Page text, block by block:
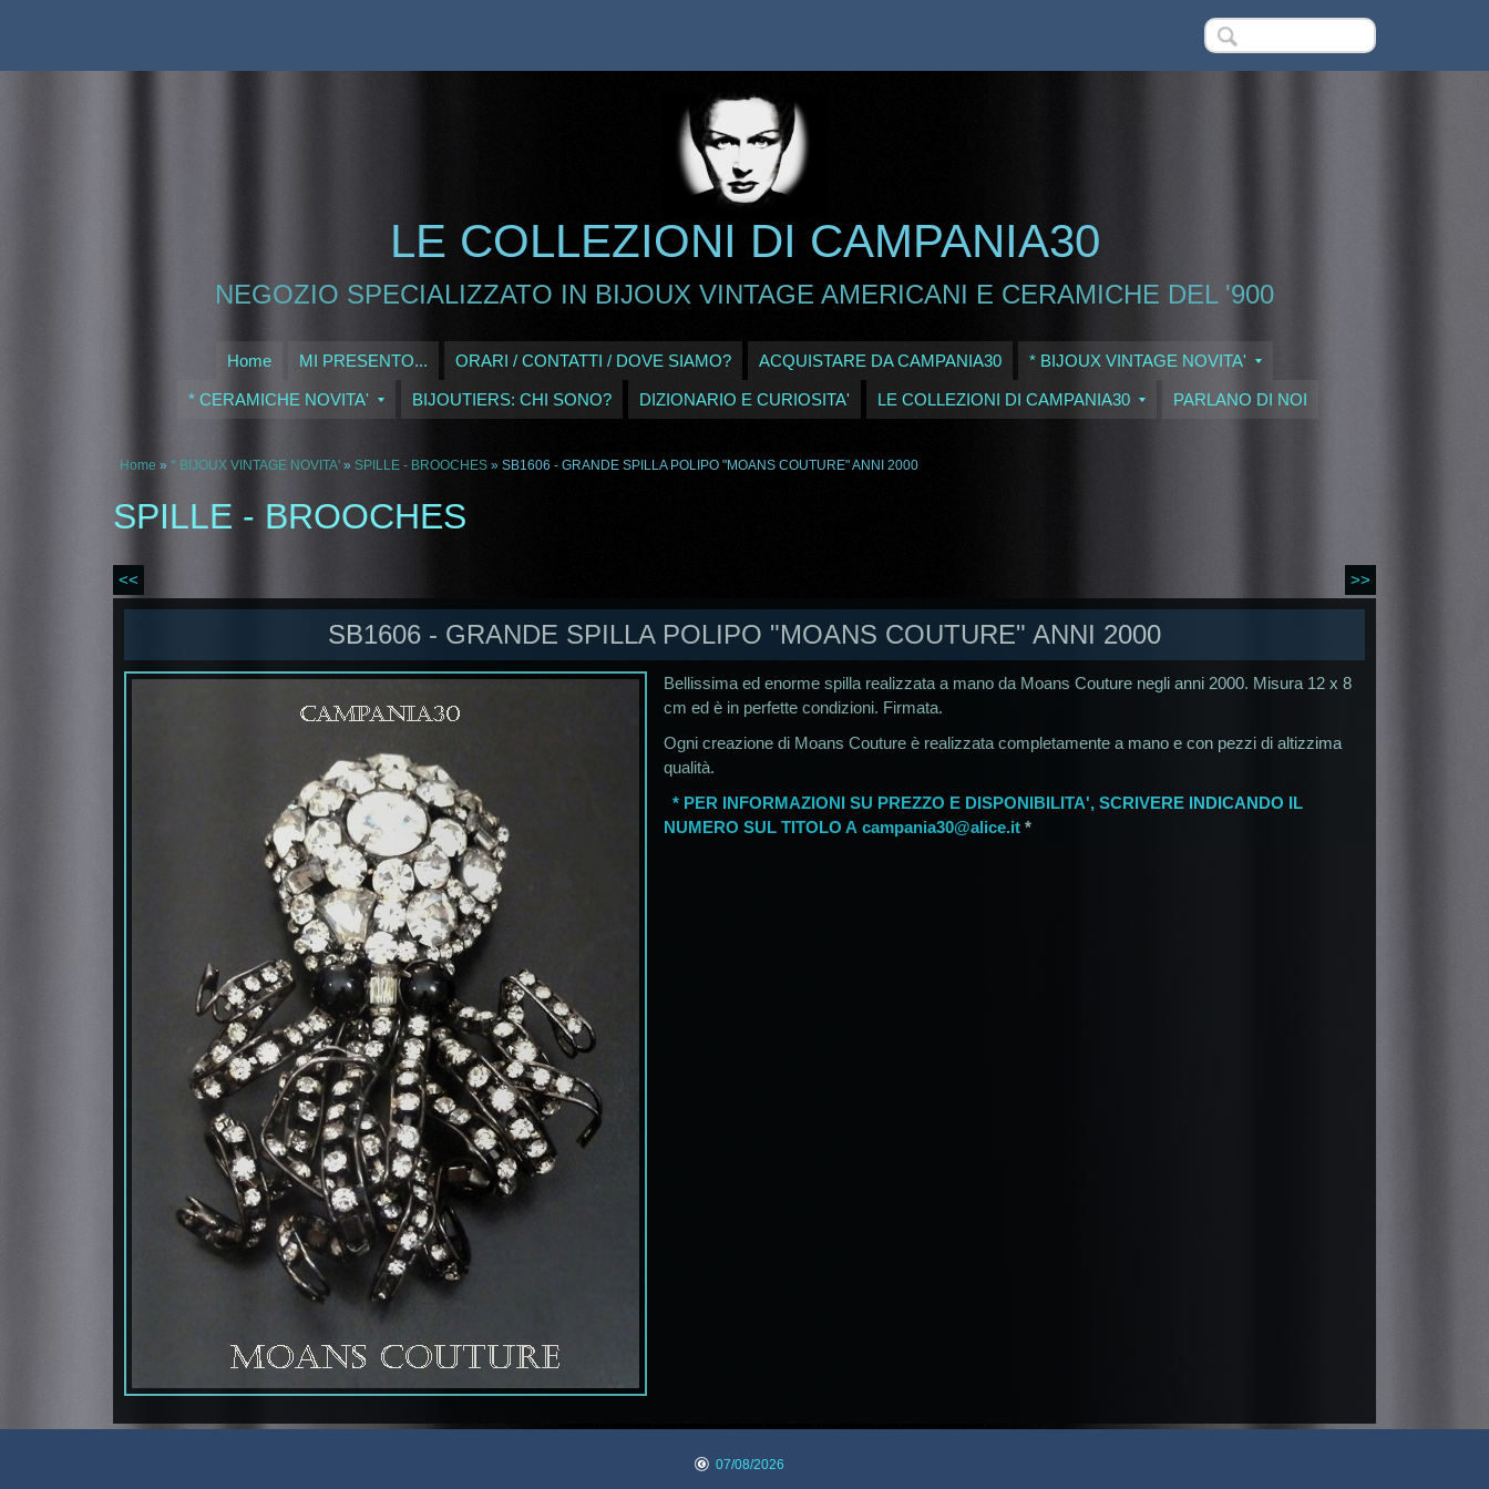
LE COLLEZIONI DI CAMPANIA30
NEGOZIO SPECIALIZZATO IN BIJOUX VINTAGE AMERICANI E CERAMICHE DEL '900
Home MI PRESENTO... ORARI / CONTATTI / DOVE SIAMO? ACQUISTARE DA CAMPANIA30 * BIJOUX VINTAGE NOVITA'
* CERAMICHE NOVITA' BIJOUTIERS: CHI SONO? DIZIONARIO E CURIOSITA' LE COLLEZIONI DI CAMPANIA30 PARLANO DI NOI
Home » * BIJOUX VINTAGE NOVITA' » SPILLE - BROOCHES » SB1606 - GRANDE SPILLA POLIPO "MOANS COUTURE" ANNI 2000
SPILLE - BROOCHES
<< >>
SB1606 - GRANDE SPILLA POLIPO "MOANS COUTURE" ANNI 2000
Bellissima ed enorme spilla realizzata a mano da Moans Couture negli anni 2000. Misura 12 x 8
cm ed è in perfette condizioni. Firmata.
Ogni creazione di Moans Couture è realizzata completamente a mano e con pezzi di altizzima
qualità.
* PER INFORMAZIONI SU PREZZO E DISPONIBILITA', SCRIVERE INDICANDO IL
NUMERO SUL TITOLO A campania30@alice.it *
07/08/2026